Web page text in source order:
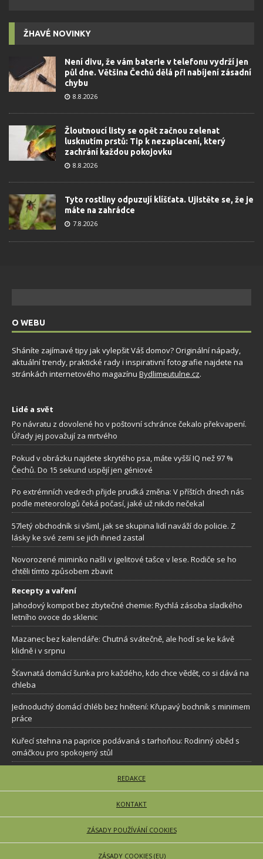
ŽHAVÉ NOVINKY
Není divu, že vám baterie v telefonu vydrží jen
půl dne. Většina Čechů dělá při nabíjení zásadní
chybu
8.8.2026
Žloutnoucí listy se opět začnou zelenat
lusknutím prstů: Tip k nezaplacení, který
zachrání každou pokojovku
8.8.2026
Tyto rostliny odpuzují klíšťata. Ujistěte se, že je
máte na zahrádce
7.8.2026
O WEBU
Sháníte zajímavé tipy jak vylepšit Váš domov? Originální nápady,
aktuální trendy, praktické rady i inspirativní fotografie najdete na
stránkách internetového magazínu Bydlimeutulne.cz.
Lidé a svět
Po návratu z dovolené ho v poštovní schránce čekalo překvapení.
Úřady jej považují za mrtvého
Pokud v obrázku najdete skrytého psa, máte vyšší IQ než 97 %
Čechů. Do 15 sekund uspějí jen géniové
Po extrémních vedrech přijde prudká změna: V příštích dnech nás
podle meteorologů čeká počasí, jaké už nikdo nečekal
57letý obchodník si všiml, jak se skupina lidí naváží do policie. Z
lásky ke své zemi se jich ihned zastal
Novorozené miminko našli v igelitové tašce v lese. Rodiče se ho
chtěli tímto způsobem zbavit
Recepty a vaření
Jahodový kompot bez zbytečné chemie: Rychlá zásoba sladkého
letního ovoce do sklenic
Mazanec bez kalendáře: Chutná svátečně, ale hodí se ke kávě
klidně i v srpnu
Šťavnatá domácí šunka pro každého, kdo chce vědět, co si dává na
chleba
Jednoduchý domácí chléb bez hnětení: Křupavý bochník s minimem
práce
Kuřecí stehna na paprice podávaná s tarhoňou: Rodinný oběd s
omáčkou pro spokojený stůl
REDAKCE
KONTAKT
ZÁSADY POUŽÍVÁNÍ COOKIES
ZÁSADY COOKIES (EU)